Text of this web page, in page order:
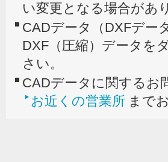
い変更となる場合があ
CADデータ（DXFデー
DXF（圧縮）データを
さい。
CADデータに関するお
お近くの営業所 まで